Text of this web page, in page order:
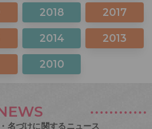
2018 2017
2014 2013
2010
名づけに関するニュース